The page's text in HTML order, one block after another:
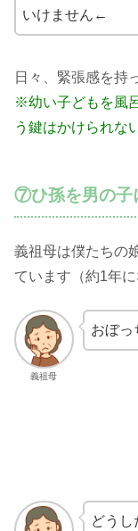
いけません←
日々、緊張感を持
※幼い子どもを風
う鍵はかけられな
⑦ひ孫を男の子
義祖母は僕たちの
ています（約1年に
義祖母
おぼっ
どう